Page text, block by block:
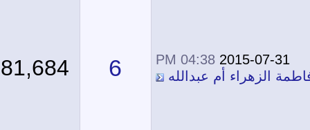
2015-07-31
04:38 PM
الزهراء أم عبدالله
6
81,684